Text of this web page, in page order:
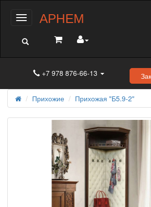
МенюАРНЕМ
+7 978 876-66-13
Прихожие Прихожая "Б5.9-2"